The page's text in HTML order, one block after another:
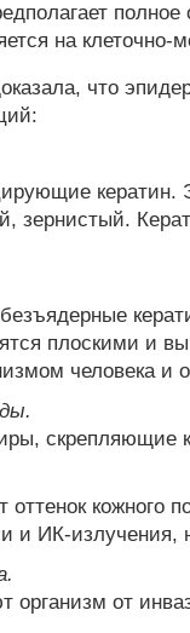
на клеточно-
что
кератин.
зернистый.
плоскими и
человека
скрепляющие
оттенок кожного
и ИК-излучения,
от